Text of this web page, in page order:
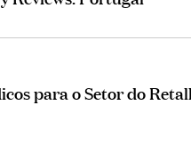
para o Setor do